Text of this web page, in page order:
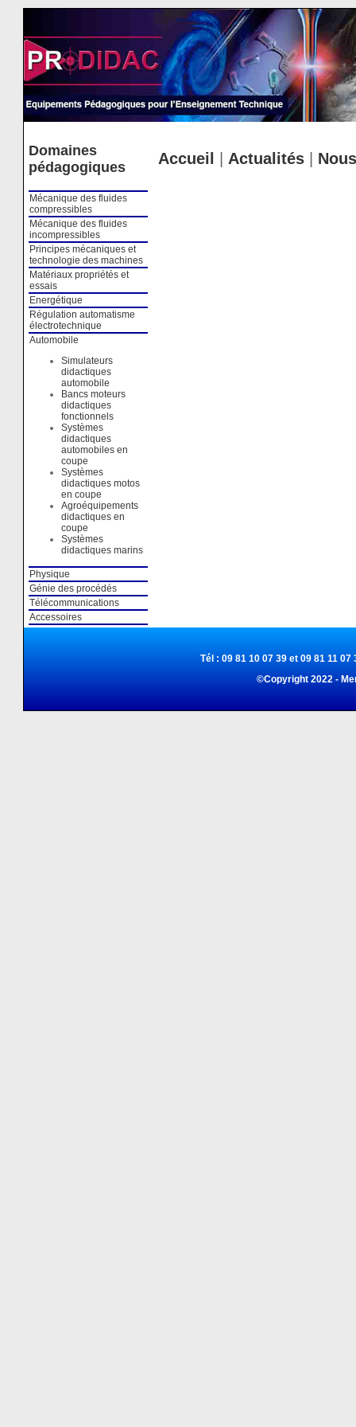
Domaines
pédagogiques
Mécanique des fluides
compressibles
Mécanique des fluides
incompressibles
Principes mécaniques et
technologie des machines
Matériaux propriétés et
essais
Energétique
Régulation automatisme
électrotechnique
Automobile
Simulateurs
didactiques
automobile
Bancs moteurs
didactiques
fonctionnels
Systèmes
didactiques
automobiles en
coupe
Systèmes
didactiques motos
en coupe
Agroéquipements
didactiques en
coupe
Systèmes
didactiques marins
Physique
Génie des procédés
Télécommunications
Accessoires
Accueil Actualités|
Tél : 09 81 10 07 39 et 09 81 11
©Copyright 2022 -
Cookies management panel